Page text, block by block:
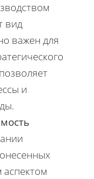
вид
важен для
и